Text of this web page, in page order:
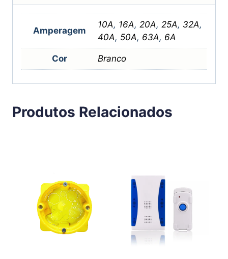
Amperagem
10A, 16A, 20A, 25A, 32A,
40A, 50A, 63A, 6A
Cor Branco
Produtos Relacionados